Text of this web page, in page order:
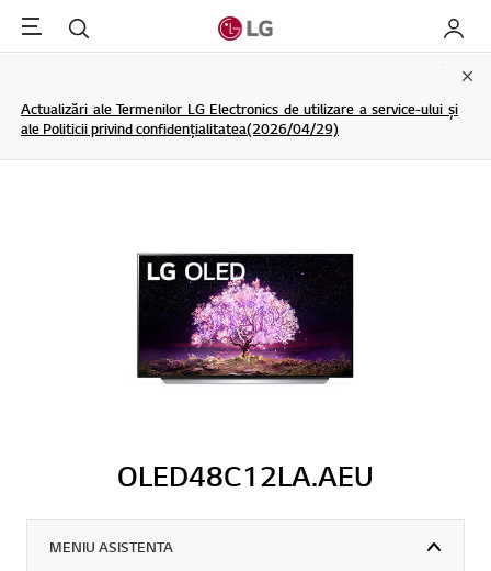
Menu Cautare My LG
Actualizări ale Termenilor LG Electronics de utilizare a service-ului și
ale Politicii privind confidențialitatea(2026/04/29)
OLED48C12LA.AEU
MENIU ASISTENTA